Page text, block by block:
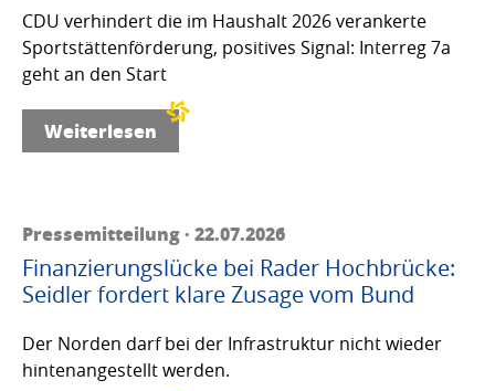
CDU verhindert die im Haushalt 2026 verankerte
Sportstättenförderung, positives Signal: Interreg 7a
geht an den Start
Weiterlesen
Pressemitteilung · 22.07.2026
Finanzierungslücke bei Rader Hochbrücke:
Seidler fordert klare Zusage vom Bund
Der Norden darf bei der Infrastruktur nicht wieder
hintenangestellt werden.